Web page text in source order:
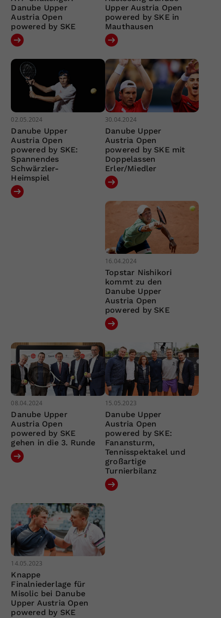
Danube Upper
Austria Open
powered by SKE
Upper Austria Open
powered by SKE in
Mauthausen
02.05.2024
Danube Upper
Austria Open
powered by SKE:
Spannendes
Schwärzler-
Heimspiel
30.04.2024
Danube Upper
Austria Open
powered by SKE mit
Doppelassen
Erler/Miedler
16.04.2024
Topstar Nishikori
kommt zu den
Danube Upper
Austria Open
powered by SKE
08.04.2024
Danube Upper
Austria Open
powered by SKE
gehen in die 3. Runde
15.05.2023
Danube Upper
Austria Open
powered by SKE:
Fanansturm,
Tennisspektakel und
großartige
Turnierbilanz
14.05.2023
Knappe
Finalniederlage für
Misolic bei Danube
Upper Austria Open
powered by SKE